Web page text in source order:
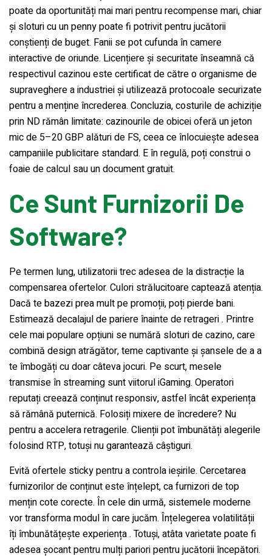
poate da oportunități mai mari pentru recompense mari, chiar
și sloturi cu un penny poate fi potrivit pentru jucătorii
conștienți de buget. Fanii se pot cufunda în camere
interactive de oriunde. Licențiere și securitate înseamnă că
respectivul cazinou este certificat de către o organisme de
supraveghere a industriei și utilizează protocoale securizate
pentru a menține încrederea. Concluzia, costurile de achiziție
prin ND rămân limitate: cazinourile de obicei oferă un jeton
mic de 5–20 GBP alături de FS, ceea ce înlocuiește adesea
campaniile publicitare standard. E în regulă, poți construi o
foaie de calcul sau un document gratuit.
Ce Sunt Furnizorii De
Software?
Pe termen lung, utilizatorii trec adesea de la distracție la
compensarea ofertelor. Culori strălucitoare captează atenția.
Dacă te bazezi prea mult pe promoții, poți pierde bani.
Estimează decalajul de pariere înainte de retrageri . Printre
cele mai populare opțiuni se numără sloturi de cazino, care
combină design atrăgător, teme captivante și șansele de a a
te îmbogăți cu doar câteva jocuri. Pe scurt, mesele
transmise în streaming sunt viitorul iGaming. Operatori
reputați creează conținut responsiv, astfel încât experiența
să rămână puternică. Folosiți mixere de încredere? Nu
pentru a accelera retragerile. Clienții pot îmbunătăți alegerile
folosind RTP, totuși nu garantează câștiguri.
Evită ofertele sticky pentru a controla ieșirile. Cercetarea
furnizorilor de conținut este înțelept, ca furnizori de top
mențin cote corecte. În cele din urmă, sistemele moderne
vor transforma modul în care jucăm. Înțelegerea volatilității
îți îmbunătățește experiența . Totuși, atâta varietate poate fi
adesea șocant pentru mulți pariori pentru jucătorii începători.